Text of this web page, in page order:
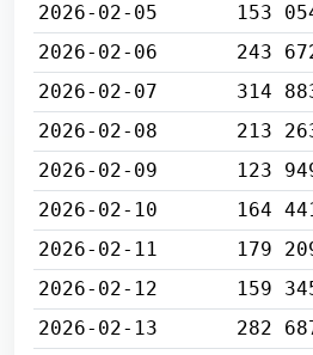
2026-02-05
153
2026-02-06
243
2026-02-07
314
2026-02-08
213
2026-02-09
123
2026-02-10
164
2026-02-11
179
2026-02-12
159
2026-02-13
282